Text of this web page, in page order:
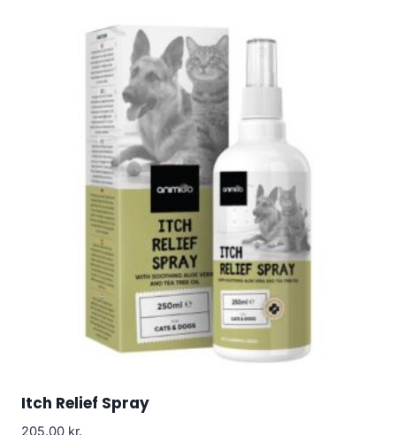
Itch Relief Spray
205.00 kr.